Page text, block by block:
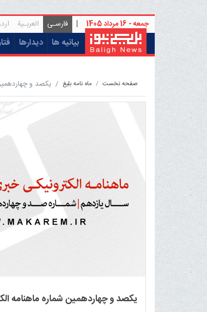
جمعه - 16 مرداد 1405 | فارسـی العربـیة
بیانیه ها دیدارها
صفحه نخست ماه نامه بلیغ یکصد و
یکصد و چهاردهمین شماره ماهنامه